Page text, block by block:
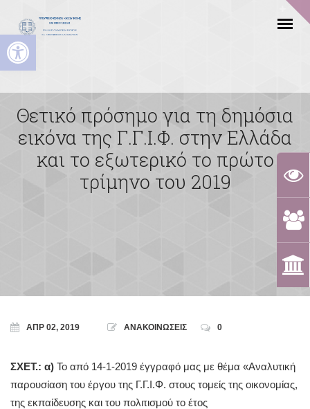
Ανοίξτε τη γραμμή εργαλείων
Θετικό πρόσημο για τη δημόσια
εικόνα της Γ.Γ.Ι.Φ. στην Ελλάδα
και το εξωτερικό το πρώτο
τρίμηνο του 2019
ΑΠΡ 02, 2019 ΑΝΑΚΟΙΝΩΣΕΙΣ 0
ΣΧΕΤ.: α) Το από 14-1-2019 έγγραφό μας με θέμα «Αναλυτική
παρουσίαση του έργου της Γ.Γ.Ι.Φ. στους τομείς της οικονομίας,
της εκπαίδευσης και του πολιτισμού το έτος